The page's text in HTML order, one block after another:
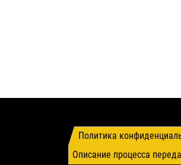
Политика
Описание процесса